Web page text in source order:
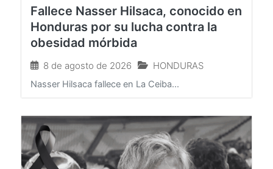
Fallece Nasser Hilsaca, conocido en
Honduras por su lucha contra la
8 de agosto de 2026 HONDURAS
Nasser Hilsaca fallece en La Ceiba...